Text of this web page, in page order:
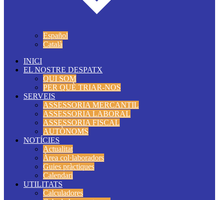
Español
Català
INICI
EL NOSTRE DESPATX
QUI SOM
PER QUÈ TRIAR-NOS
SERVEIS
ASSESSORIA MERCANTIL
ASSESSORIA LABORAL
ASSESSORIA FISCAL
AUTÒNOMS
NOTÍCIES
Actualitat
Àrea col·laboradors
Guies pràctiques
Calendari
UTILITATS
Calculadores